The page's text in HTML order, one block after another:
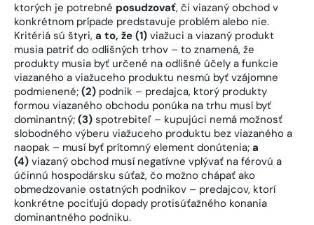
ktorých je potrebné posudzovať, či viazaný obchod v
konkrétnom prípade predstavuje problém alebo nie.
Kritériá sú štyri, a to, že (1) viažuci a viazaný produkt
musia patriť do odlišných trhov – to znamená, že
produkty musia byť určené na odlišné účely a funkcie
viazaného a viažuceho produktu nesmú byť vzájomne
podmienené; (2) podnik – predajca, ktorý produkty
formou viazaného obchodu ponúka na trhu musí byť
dominantný; (3) spotrebiteľ – kupujúci nemá možnosť
slobodného výberu viažuceho produktu bez viazaného a
naopak – musí byť prítomný element donútenia; a
(4) viazaný obchod musí negatívne vplývať na férovú a
účinnú hospodársku súťaž, čo možno chápať ako
obmedzovanie ostatných podnikov – predajcov, ktorí
konkrétne pociťujú dopady protisúťažného konania
dominantného podniku.